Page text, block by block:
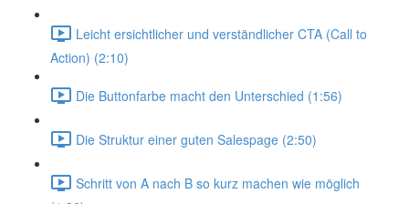
Leicht ersichtlicher und verständlicher CTA (Call to
Action) (2:10)
Die Buttonfarbe macht den Unterschied (1:56)
Die Struktur einer guten Salespage (2:50)
Schritt von A nach B so kurz machen wie möglich